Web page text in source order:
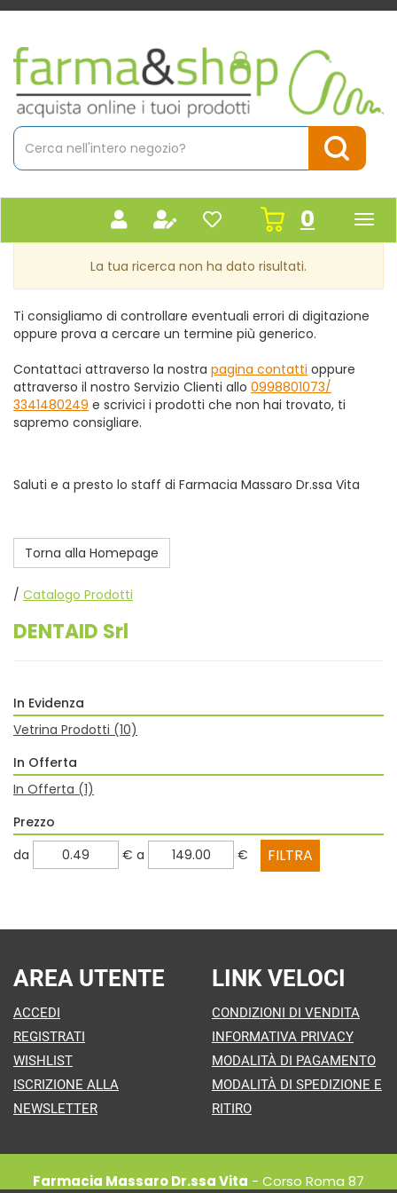
Passa
contenuto
principale
Farmacia
Massaro
Cerca
Prodotto
Cerca
0inseriti
La tua ricerca non ha dato risultati.
Ti consigliamo di controllare eventuali errori di digitazione
oppure prova a cercare un termine più generico.
Contattaci attraverso la nostra pagina contatti oppure
attraverso il nostro Servizio Clienti allo 0998801073/
3341480249 e scrivici i prodotti che non hai trovato, ti
sapremo consigliare.
Saluti e a presto lo staff di Farmacia Massaro Dr.ssa Vita
Torna alla Homepage
/ Catalogo Prodotti
DENTAID Srl
In Evidenza
Vetrina Prodotti (10)
In Offerta
In Offerta (1)
Prezzo
filtra
da € filtra
a €
AREA UTENTE
ACCEDI
REGISTRATI
WISHLIST
ISCRIZIONE ALLA
NEWSLETTER
LINK VELOCI
CONDIZIONI DI VENDITA
INFORMATIVA PRIVACY
MODALITÀ DI PAGAMENTO
MODALITÀ DI SPEDIZIONE E
RITIRO
Farmacia Massaro Dr.ssa Vita - Corso Roma 87